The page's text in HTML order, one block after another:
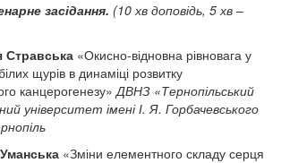
засідання. (10 хв доповідь, 5 хв –
Стравська «Окисно-відновна рівновага у
щурів в динаміці розвитку
канцерогенезу»ДВНЗ «Тернопільський
університет імені І. Я. Горбачевського
«Зміни елементного складу серця